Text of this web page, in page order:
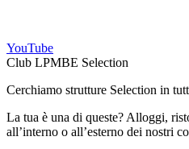
YouTube
Club LPMBE Selection
Cerchiamo strutture Selection in
La tua è una di queste? Alloggi,
all’interno o all’esterno dei nostri